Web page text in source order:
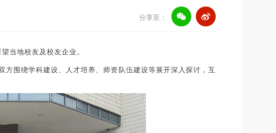
分享至：
当地校友及校友企业。
围绕学科建设、人才培养、师资队伍建设等展开深入探讨，互